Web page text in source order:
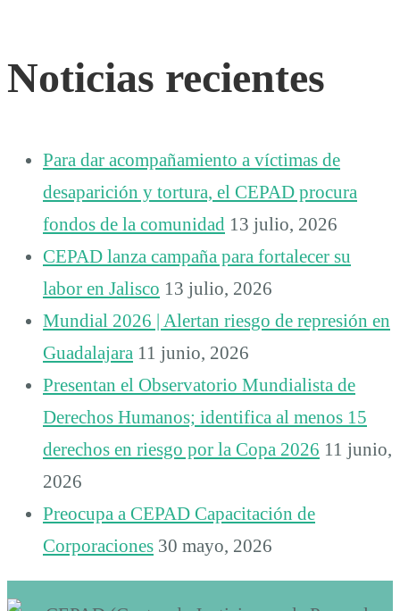
Noticias recientes
Para dar acompañamiento a víctimas de
desaparición y tortura, el CEPAD procura
fondos de la comunidad 13 julio, 2026
CEPAD lanza campaña para fortalecer su
labor en Jalisco 13 julio, 2026
Mundial 2026 | Alertan riesgo de represión en
Guadalajara 11 junio, 2026
Presentan el Observatorio Mundialista de
Derechos Humanos; identifica al menos 15
derechos en riesgo por la Copa 2026 11 junio,
2026
Preocupa a CEPAD Capacitación de
Corporaciones 30 mayo, 2026